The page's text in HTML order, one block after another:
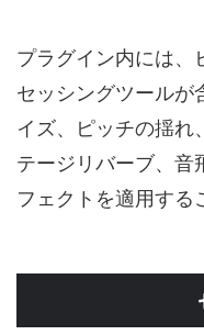
プラグイン内には、
セッシングツールが
イズ、ピッチの揺れ
テージリバーブ、音
フェクトを適用する